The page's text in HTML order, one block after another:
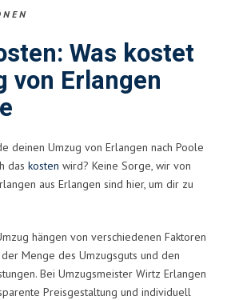
Was kostet
von Erlangen
deinen Umzug von Erlangen nach Poole
das kosten wird? Keine Sorge, wir von
aus Erlangen sind hier, um dir zu
hängen von verschiedenen Faktoren
Menge des Umzugsguts und den
Bei Umzugsmeister Wirtz Erlangen
Preisgestaltung und individuell